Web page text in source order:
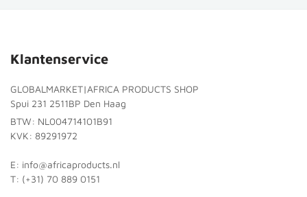
Klantenservice
GLOBALMARKET|AFRICA PRODUCTS SHOP
Spui 231 2511BP Den Haag
BTW: NL004714101B91
KVK: 89291972
E: info@africaproducts.nl
T: (+31) 70 889 0151